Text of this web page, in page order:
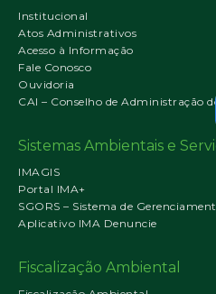
Institucional
Atos Administrativos
Acesso à Informação
Fale Conosco
Ouvidoria
CAI – Conselho de Administração
Sistemas Ambientais e
IMAGIS
Portal IMA+
SGORS – Sistema de
Aplicativo IMA Denuncie
Fiscalização Ambiental